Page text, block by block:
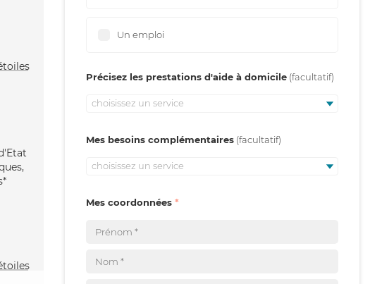
Un emploi
Précisez les prestations d'aide à domicile
choisissez un service
Mes besoins complémentaires
choisissez un service
Mes coordonnées